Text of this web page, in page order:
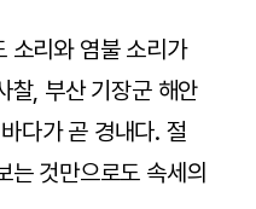
소리와 염불 소리가
찰, 부산 기장군 해안
다가 곧 경내다. 절
는 것만으로도 속세의